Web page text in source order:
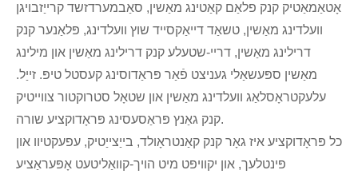
אָטאַמאַטיק קנק פלאַם קאַטינג מאַשין, סאַבמערדזשד קרייַזבויגן
וועלדינג מאַשין, טשאַד דייאַקסייד שוץ וועלדינג, פּלאַנער קנק
דרילינג מאַשין, דריי-שטעלע קנק דרילינג מאַשין און מילינג
מאַשין ספּעשאַלי געניצט פֿאַר פּראַדוסינג קעסטל טיפּ. זייַל.
עלעקטראָסלאַג וועלדינג מאַשין און שטאָל סטרוקטור צווייטיק
קנק גאַנץ פּראַסעסינג פּראָדוקציע שורה.
כל פּראָדוקציע איז גאָר קנק קאַנטראָולד, בייַצייַטיק, עפעקטיוו און
פּינטלעך, און יקוויפּט מיט הויך-קוואַליטעט אָפּעראַציע